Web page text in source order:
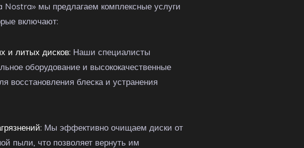
Nostra» мы предлагаем комплексные услуги
включают:
и литых дисков: Наши специалисты
оборудование и высококачественные
восстановления блеска и устранения
Мы эффективно очищаем диски от
пыли, что позволяет вернуть им